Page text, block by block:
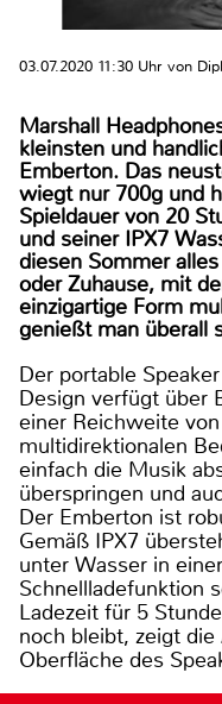
03.07.2020 11:30 Uhr von
Marshall
kleinsten und
Emberton. Das
wiegt nur 700g und
Spieldauer von 20
und seiner IPX7
diesen Sommer
oder Zuhause, mit
einzigartige Form
genießt man überall
Der portable
Design verfügt über
einer Reichweite
multidirektionalen
einfach die Musik
überspringen und
Der Emberton ist
Gemäß IPX7
unter Wasser in
Schnellladefunktion
Ladezeit für 5
noch bleibt, zeigt
Oberfläche des